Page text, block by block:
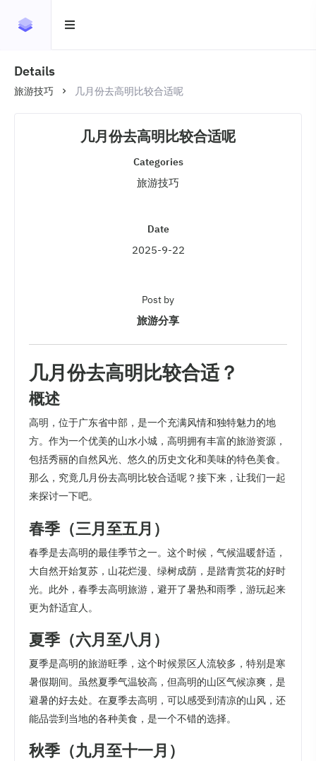
Details
旅游技巧 几月份去高明比较合适呢
几月份去高明比较合适呢
Categories
旅游技巧
Date
2025-9-22
Post by
旅游分享
几月份去高明比较合适？
概述
高明，位于广东省中部，是一个充满风情和独特魅力的地
方。作为一个优美的山水小城，高明拥有丰富的旅游资源，
包括秀丽的自然风光、悠久的历史文化和美味的特色美食。
那么，究竟几月份去高明比较合适呢？接下来，让我们一起
来探讨一下吧。
春季（三月至五月）
春季是去高明的最佳季节之一。这个时候，气候温暖舒适，
大自然开始复苏，山花烂漫、绿树成荫，是踏青赏花的好时
光。此外，春季去高明旅游，避开了暑热和雨季，游玩起来
更为舒适宜人。
夏季（六月至八月）
夏季是高明的旅游旺季，这个时候景区人流较多，特别是寒
暑假期间。虽然夏季气温较高，但高明的山区气候凉爽，是
避暑的好去处。在夏季去高明，可以感受到清凉的山风，还
能品尝到当地的各种美食，是一个不错的选择。
秋季（九月至十一月）